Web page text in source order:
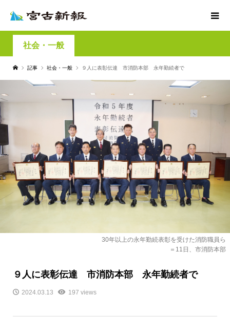
社会・一般
記事 社会・一般 ９人に表彰伝達 市消防本部 永年勤続者で
30年以上の永年勤続表彰を受けた消防職員ら
＝11日、市消防本部
９人に表彰伝達 市消防本部 永年勤続者で
2024.03.13 197 views